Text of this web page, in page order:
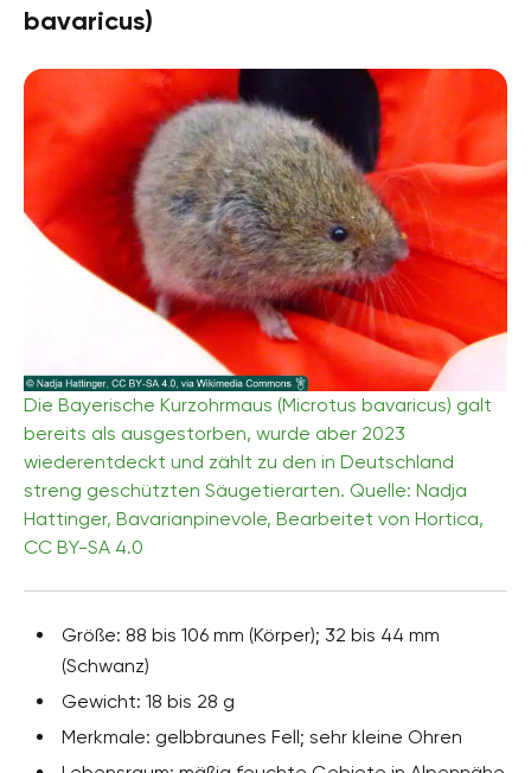
bavaricus)
Die Bayerische Kurzohrmaus (Microtus bavaricus) galt
bereits als ausgestorben, wurde aber 2023
wiederentdeckt und zählt zu den in Deutschland
streng geschützten Säugetierarten. Quelle: Nadja
Hattinger, Bavarianpinevole, Bearbeitet von Hortica,
CC BY-SA 4.0
Größe: 88 bis 106 mm (Körper); 32 bis 44 mm
(Schwanz)
Gewicht: 18 bis 28 g
Merkmale: gelbbraunes Fell; sehr kleine Ohren